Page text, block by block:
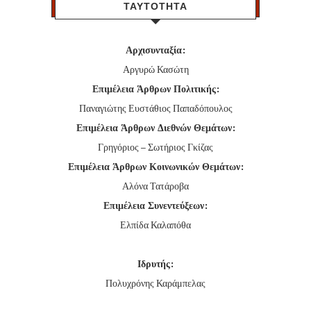
ΤΑΥΤΟΤΗΤΑ
Αρχισυνταξία:
Αργυρώ Κασώτη
Επιμέλεια Άρθρων Πολιτικής:
Παναγιώτης Ευστάθιος Παπαδόπουλος
Επιμέλεια Άρθρων Διεθνών Θεμάτων:
Γρηγόριος – Σωτήριος Γκίζας
Επιμέλεια Άρθρων Κοινωνικών Θεμάτων:
Αλόνα Τατάροβα
Επιμέλεια Συνεντεύξεων:
Ελπίδα Καλαπόθα
Ιδρυτής:
Πολυχρόνης Καράμπελας